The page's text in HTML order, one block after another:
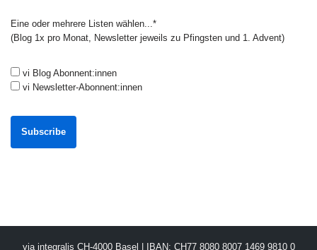
Eine oder mehrere Listen wählen...*
(Blog 1x pro Monat, Newsletter jeweils zu Pfingsten und 1. Advent)
vi Blog Abonnent:innen
vi Newsletter-Abonnent:innen
via integralis CH-4000 Basel | IBAN: CH77 8080 8007 1469 9810 0